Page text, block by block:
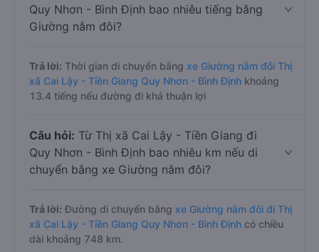
Quy Nhơn - Bình Định bao nhiêu tiếng bằng
Giường nằm đôi?
Trả lời: Thời gian di chuyển bằng xe Giường nằm đôi Thị
xã Cai Lậy - Tiền Giang Quy Nhơn - Bình Định khoảng
13.4 tiếng nếu đường đi khá thuận lợi
Câu hỏi: Từ Thị xã Cai Lậy - Tiền Giang đi
Quy Nhơn - Bình Định bao nhiêu km nếu di
chuyển bằng xe Giường nằm đôi?
Trả lời: Đường di chuyển bằng xe Giường nằm đôi đi Thị
xã Cai Lậy - Tiền Giang Quy Nhơn - Bình Định có chiều
dài khoảng 748 km.